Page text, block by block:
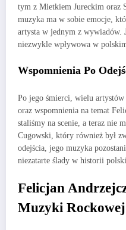
tym z Mietkiem Jureckim oraz
muzyka ma w sobie emocje,
artysta w jednym z wywiadów.
niezwykle wpływowa w
Wspomnienia Po
Po jego śmierci, wielu
oraz wspomnienia na temat
staliśmy na scenie, a teraz nie
Cugowski, który również był
odejścia, jego muzyka
niezatarte ślady w historii
Felicjan
Muzyki Rockowej